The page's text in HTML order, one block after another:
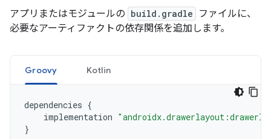
アプリまたはモジュールの build.gradle
ファイルに、
必要なアーティファクトの依存関係を追加します。
Groovy Kotlin
dependencies {
implementation
}